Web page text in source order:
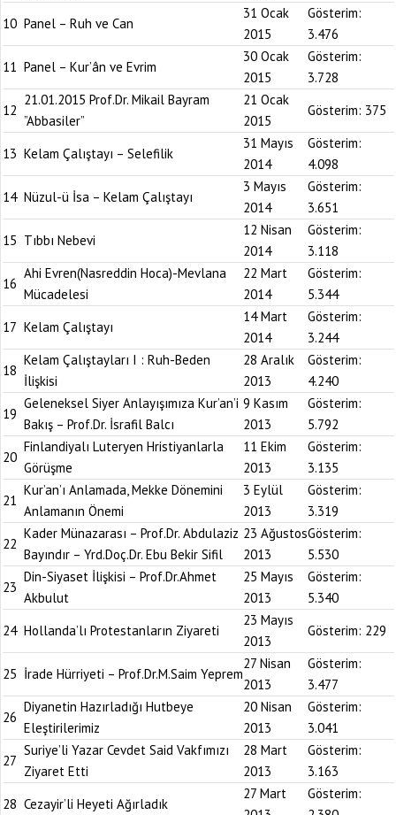
10 Panel – Ruh ve Can
31 Ocak
2015
Gösterim:
3.476
11 Panel – Kur’ân ve Evrim
30 Ocak
2015
Gösterim:
3.728
12
21.01.2015 Prof.Dr. Mikail Bayram
”Abbasiler”
21 Ocak
2015
Gösterim: 375
13 Kelam Çalıştayı – Selefilik
31 Mayıs
2014
Gösterim:
4.098
14 Nüzul-ü İsa – Kelam Çalıştayı
3 Mayıs
2014
Gösterim:
3.651
15 Tıbbı Nebevi
12 Nisan
2014
Gösterim:
3.118
16
Ahi Evren(Nasreddin Hoca)-Mevlana
Mücadelesi
22 Mart
2014
Gösterim:
5.344
17 Kelam Çalıştayı
14 Mart
2014
Gösterim:
3.244
18
Kelam Çalıştayları I : Ruh-Beden
İlişkisi
28 Aralık
2013
Gösterim:
4.240
19
Geleneksel Siyer Anlayışımıza Kur’an’i
Bakış – Prof.Dr. İsrafil Balcı
9 Kasım
2013
Gösterim:
5.792
20
Finlandiyalı Luteryen Hristiyanlarla
Görüşme
11 Ekim
2013
Gösterim:
3.135
21
Kur’an’ı Anlamada, Mekke Dönemini
Anlamanın Önemi
3 Eylül
2013
Gösterim:
3.319
22
Kader Münazarası – Prof.Dr. Abdulaziz
Bayındır – Yrd.Doç.Dr. Ebu Bekir Sifil
23 Ağustos
2013
Gösterim:
5.530
23
Din-Siyaset İlişkisi – Prof.Dr.Ahmet
Akbulut
25 Mayıs
2013
Gösterim:
5.340
24 Hollanda’lı Protestanların Ziyareti
23 Mayıs
2013
Gösterim: 229
25 İrade Hürriyeti – Prof.Dr.M.Saim Yeprem
27 Nisan
2013
Gösterim:
3.477
26
Diyanetin Hazırladığı Hutbeye
Eleştirilerimiz
20 Nisan
2013
Gösterim:
3.041
27
Suriye’li Yazar Cevdet Said Vakfımızı
Ziyaret Etti
28 Mart
2013
Gösterim:
3.163
28 Cezayir’li Heyeti Ağırladık
27 Mart
Gösterim: